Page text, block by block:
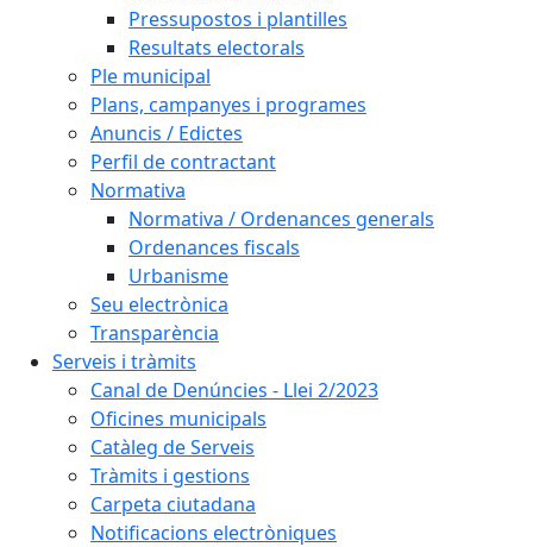
Pressupostos i plantilles
Resultats electorals
Ple municipal
Plans, campanyes i programes
Anuncis / Edictes
Perfil de contractant
Normativa
Normativa / Ordenances generals
Ordenances fiscals
Urbanisme
Seu electrònica
Transparència
Serveis i tràmits
Canal de Denúncies - Llei 2/2023
Oficines municipals
Catàleg de Serveis
Tràmits i gestions
Carpeta ciutadana
Notificacions electròniques